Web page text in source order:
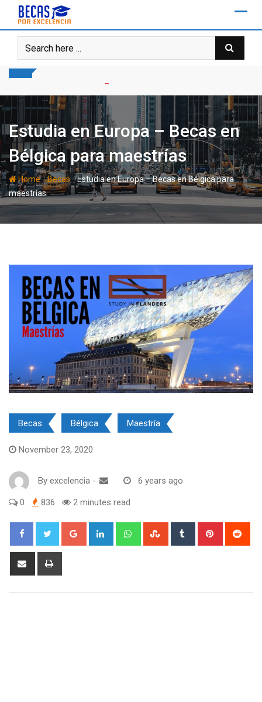
content
Estudia en Europa – Becas en
Bélgica para maestrías
Home-Becas-Estudia en Europa – Becas en Bélgica para
maestrías
Becas Bélgica Maestría
November 23, 2020
By excelencia - 6 years ago
0 836 2 minutes read
Google+ LinkedIn WhatsappStumbleUpon
Tumblr Pinterest
Share